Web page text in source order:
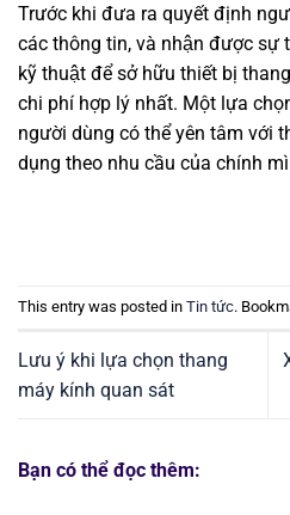
Trước khi đưa ra quyết định
các thông tin, và nhận được sự
kỹ thuật để sở hữu thiết bị
chi phí hợp lý nhất. Một lựa
người dùng có thể yên tâm với
dụng theo nhu cầu của chính
This entry was posted in Tin tức.
Lưu ý khi lựa chọn thang
máy kính quan sát
Bạn có thể đọc thêm: